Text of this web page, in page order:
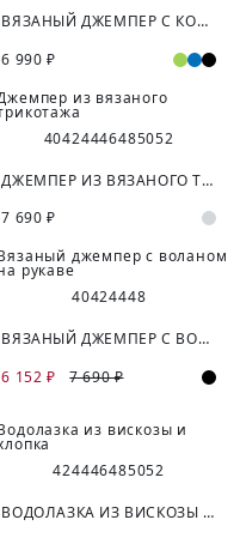
ВЯЗАНЫЙ ДЖЕМПЕР С КОРОТКИМ РУКАВОМ
6 990 ₽
40424446485052
ДЖЕМПЕР ИЗ ВЯЗАНОГО ТРИКОТАЖА
7 690 ₽
40424448
ВЯЗАНЫЙ ДЖЕМПЕР С ВОЛАНОМ НА РУКАВЕ
6 152 ₽
7 690 ₽
424446485052
ВОДОЛАЗКА ИЗ ВИСКОЗЫ И ХЛОПКА